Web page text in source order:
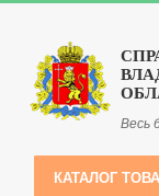
Весь
КАТАЛОГ